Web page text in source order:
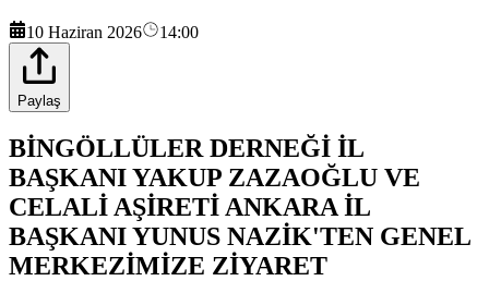
10 Haziran 2026 14:00
Paylaş
BİNGÖLLÜLER DERNEĞİ İL
BAŞKANI YAKUP ZAZAOĞLU VE
CELALİ AŞİRETİ ANKARA İL
BAŞKANI YUNUS NAZİK'TEN GENEL
MERKEZİMİZE ZİYARET